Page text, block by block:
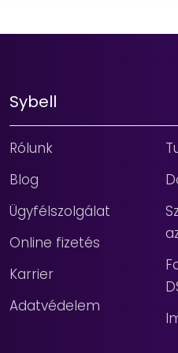
Sybell
Rólunk
Blog
Ügyfélszolgálat
Online fizetés
Karrier
Adatvédelem